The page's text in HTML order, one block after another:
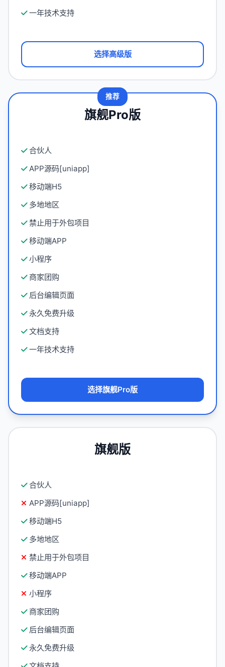
一年技术支持
选择高级版
推荐
旗舰Pro版
合伙人
APP源码[uniapp]
移动端H5
多地地区
禁止用于外包项目
移动端APP
小程序
商家团购
后台编辑页面
永久免费升级
文档支持
一年技术支持
选择旗舰Pro版
旗舰版
合伙人
APP源码[uniapp]
移动端H5
多地地区
禁止用于外包项目
移动端APP
小程序
商家团购
后台编辑页面
永久免费升级